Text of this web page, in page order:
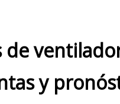
de
y